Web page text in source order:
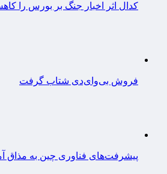
کدال اثر اخبار جنگ بر بورس را
فروش بی‌وای‌دی شتاب گرفت
پیشرفت‌های فناوری چین به مذاق